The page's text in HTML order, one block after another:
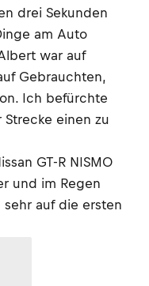
drei Sekunden
am Auto
war auf
Gebrauchten,
Ich befürchte
einen zu
GT-R NISMO
und im Regen
auf die ersten